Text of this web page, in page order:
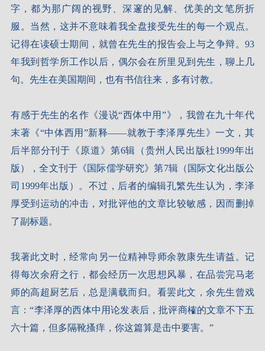
字，都为那广阔的视野、深邃的见解、优美的文笔所折
服。当然，这并不意味着我全盘接受先生的每一个观点。
记得在读硕士期间，就曾在先生的报告会上与之争辩。93
年我到哲学所工作以后，偶尔会在所里见到先生，聊上几
句。先生在美国期间，也有书信往来，多有讨教。
有感于先生的名作《漫说“西体中用”》，我曾在九十年代
末著《“中体西用”新释——就教于李泽厚先生》一文，其
后半部分刊于《原道》第6辑（贵州人民出版社1999年出
版），全文刊于《国际儒学研究》第7辑（国际文化出版公
司1999年出版）。不过，后者的编辑孔繁先生认为，李泽
厚受到运动的冲击，对批评他的文章比较敏感，因而删掉
了副标题。
我著此文时，经常向另一位精神导师余敦康先生请益。记
得每次余府之行，都会经历一次思想风暴，在品尝完马老
师的高超厨艺后，总是满载而归。看罢此文，余先生曾戏
言：“李泽厚的西体中用论发表后，批评商榷的文章不下五
六十篇，但多隔靴搔痒，你这篇算是击中要害。”